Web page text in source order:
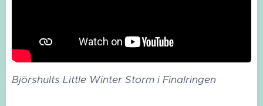
Björshults Little Winter Storm i Finalringen